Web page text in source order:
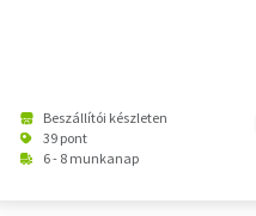
Beszállítói készleten
39 pont
6 - 8 munkanap